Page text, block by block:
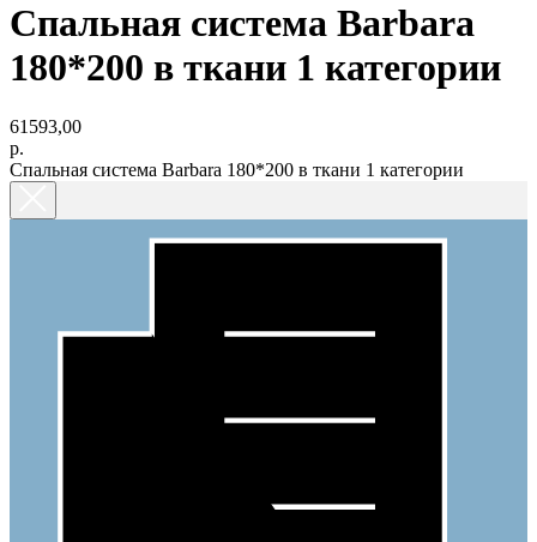
Спальная система Barbara
180*200 в ткани 1 категории
61593,00
р.
Спальная система Barbara 180*200 в ткани 1 категории